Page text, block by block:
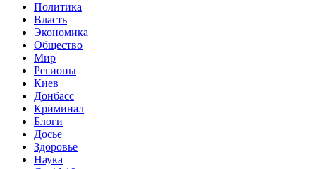
Политика
Власть
Экономика
Общество
Мир
Регионы
Киев
Донбасс
Криминал
Блоги
Досье
Здоровье
Наука